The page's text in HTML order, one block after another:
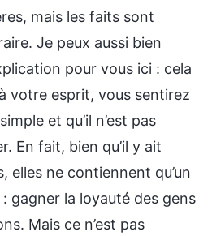
mais les faits sont
Je peux aussi bien
pour vous ici : cela
votre esprit, vous sentirez
et qu’il n’est pas
En fait, bien qu’il y ait
elles ne contiennent qu’un
gagner la loyauté des gens
Mais ce n’est pas